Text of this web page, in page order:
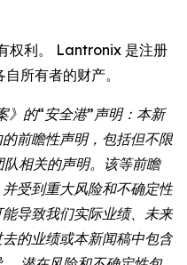
权利。 Lantronix 是注册
所有者的财产。
》的“安全港”声明：本新
前瞻性声明，包括但不限
相关的声明。该等前瞻
受到重大风险和不确定性
导致我们实际业绩、未来
的业绩或本新闻稿中包含